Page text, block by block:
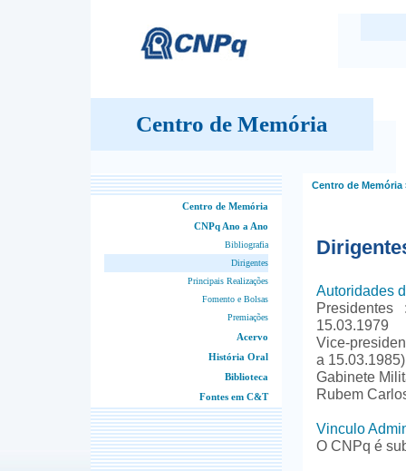
Centro de Memória
Centro de Memória
CNPq Ano a Ano
Bibliografia
Dirigentes
Principais Realizações
Fomento e Bolsas
Premiações
Acervo
História Oral
Biblioteca
Fontes em C&T
Centro de Memória
Autoridades
15.03.1979
Vice-
a 15.03.1985)
Gabinete
Rubem
Vinculo
O CNPq é